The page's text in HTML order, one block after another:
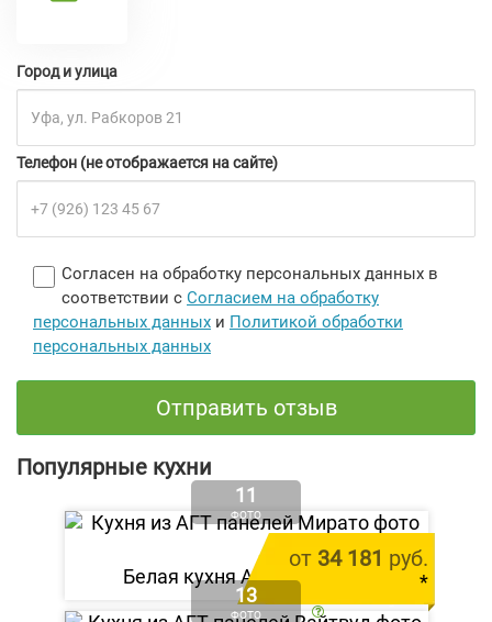
Город и улица
Телефон (не отображается на сайте)
Согласен на обработку персональных данных в
соответствии с Согласием на обработку
персональных данных и Политикой обработки
персональных данных
Отправить отзыв
Популярные кухни
11
ФОТО
от 34 181 руб.
*
цена за 1 м.п.
Белая кухня АГТ «Мирато»
13
ФОТО